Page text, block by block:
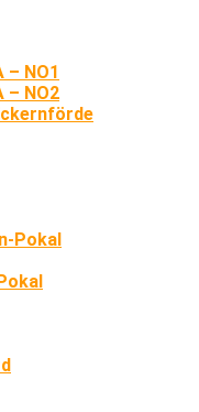
– NO1
– NO2
Pokal